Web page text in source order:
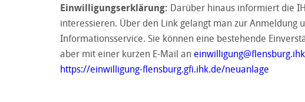
Einwilligungserklärung: Darüber hinaus informiert die
interessieren. Über den Link gelangt man zur Anmeldung
Informationsservice. Sie können eine bestehende
aber mit einer kurzen E-Mail an
https://einwilligung-flensburg.gfi.ihk.de/neuanlage